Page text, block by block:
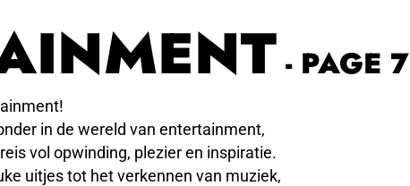
- PAGE 7
in de wereld van entertainment,
vol opwinding, plezier en inspiratie.
uitjes tot het verkennen van muziek,